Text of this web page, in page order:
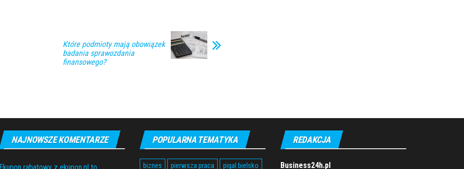
Które podmioty mają obowiązek
badania sprawozdania
finansowego?
NAJNOWSZE KOMENTARZE POPULARNA TEMATYKA
biznes pierwsza praca pigal bielsko
REDAKCJA
Business24h.pl